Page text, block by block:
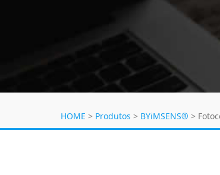
HOME > Produtos > BYiMSENS® >